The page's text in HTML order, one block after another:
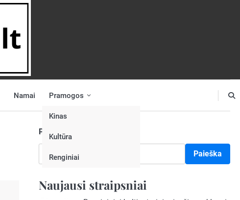
Namai Pramogos
Kinas
Kultūra
Renginiai
Paieška
Paieška
Naujausi straipsniai